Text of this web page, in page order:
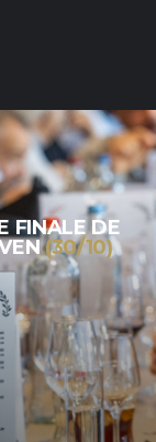
FINALE DE
(30/10)